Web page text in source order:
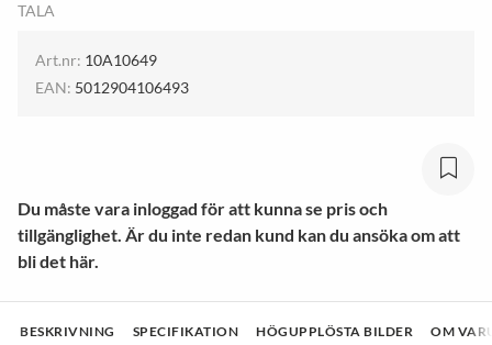
TALA
Art.nr: 10A10649
EAN: 5012904106493
Du måste vara inloggad för att kunna se pris och
tillgänglighet. Är du inte redan kund kan du ansöka om att
bli det här.
BESKRIVNING SPECIFIKATION HÖGUPPLÖSTA BILDER OM